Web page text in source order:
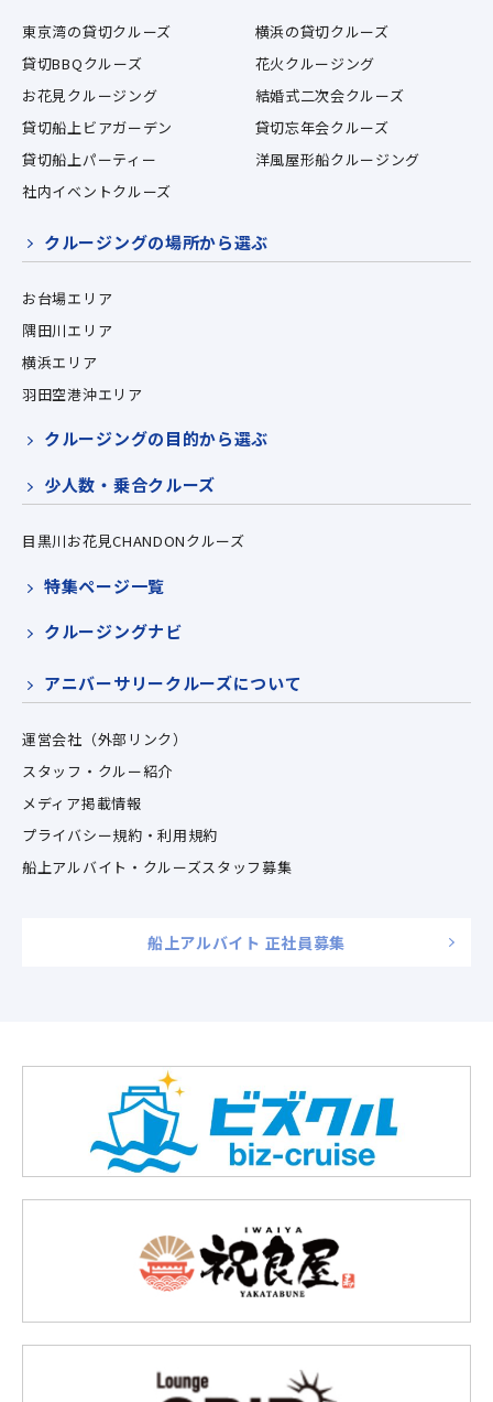
東京湾の貸切クルーズ
横浜の貸切クルーズ
貸切BBQクルーズ
花火クルージング
お花見クルージング
結婚式二次会クルーズ
貸切船上ビアガーデン
貸切忘年会クルーズ
貸切船上パーティー
洋風屋形船クルージング
社内イベントクルーズ
クルージングの場所から選ぶ
お台場エリア
隅田川エリア
横浜エリア
羽田空港沖エリア
クルージングの目的から選ぶ
少人数・乗合クルーズ
目黒川お花見CHANDONクルーズ
特集ページ一覧
クルージングナビ
アニバーサリークルーズについて
運営会社（外部リンク）
スタッフ・クルー紹介
メディア掲載情報
プライバシー規約・利用規約
船上アルバイト・クルーズスタッフ募集
船上アルバイト 正社員募集